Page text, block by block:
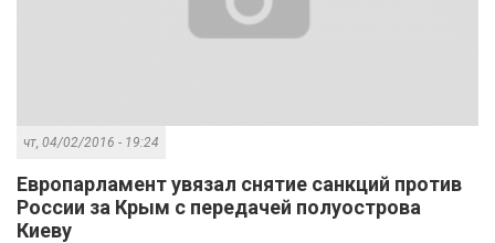
чт, 04/02/2016 - 19:24
Европарламент увязал снятие санкций против
России за Крым с передачей полуострова
Киеву